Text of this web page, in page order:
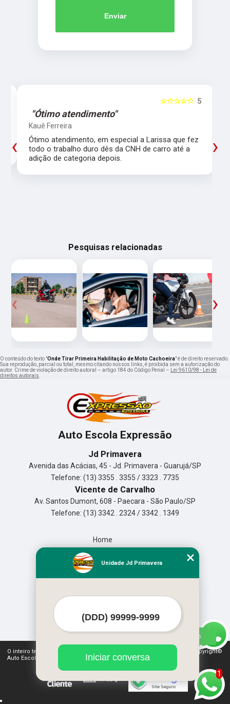
Enviar
5
☆☆☆☆☆
"Ótimo atendimento"
Kauê Ferreira
Ótimo atendimento, em especial a Larissa que fez
todo o trabalho duro dês da CNH de carro até a
adição de categoria depois.
‹ ›
Pesquisas relacionadas
‹ ›
O conteúdo do texto "Onde Tirar Primeira Habilitação de Moto Cachoeira" é de direito reservado.
Sua reprodução, parcial ou total, mesmo citando nossos links, é proibida sem a autorização do
autor. Crime de violação de direito autoral – artigo 184 do Código Penal –
Lei 9610/98 - Lei de
direitos autorais
Auto Escola Expressão
Jd Primavera
Avenida das Acácias, 45 - Jd. Primavera - Guarujá/SP
Telefone: (13) 3355 . 3355 / 3323 . 7735
Vicente de Carvalho
Av. Santos Dumont, 608 - Paecara - São Paulo/SP
Telefone: (13) 3342 . 2324 / 3342 . 1349
Home
Missão
Mapa do site
O inteiro teor deste site está sujeito à proteção de direitos autorais. Copyright©
Auto Escola Expressão (Lei 9610 de 19/02/1998)
1
Unidade Jd Primavera
Iniciar conversa